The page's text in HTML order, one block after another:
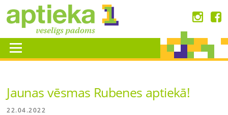
content
Menu
Jaunas vēsmas Rubenes aptiekā!
22.04.2022